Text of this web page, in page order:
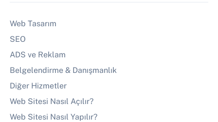
Web Tasarım
SEO
ADS ve Reklam
Belgelendirme & Danışmanlık
Diğer Hizmetler
Web Sitesi Nasıl Açılır?
Web Sitesi Nasıl Yapılır?